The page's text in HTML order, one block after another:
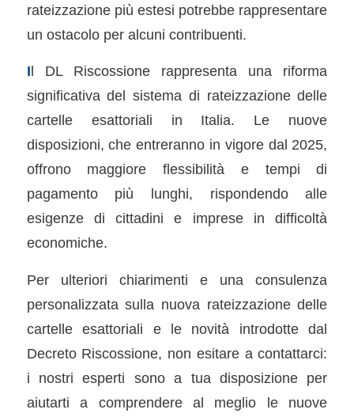
rateizzazione più estesi potrebbe rappresentare
un ostacolo per alcuni contribuenti.
Il DL Riscossione rappresenta una riforma
significativa del sistema di rateizzazione delle
cartelle esattoriali in Italia. Le nuove
disposizioni, che entreranno in vigore dal 2025,
offrono maggiore flessibilità e tempi di
pagamento più lunghi, rispondendo alle
esigenze di cittadini e imprese in difficoltà
economiche.
Per ulteriori chiarimenti e una consulenza
personalizzata sulla nuova rateizzazione delle
cartelle esattoriali e le novità introdotte dal
Decreto Riscossione, non esitare a contattarci:
i nostri esperti sono a tua disposizione per
aiutarti a comprendere al meglio le nuove